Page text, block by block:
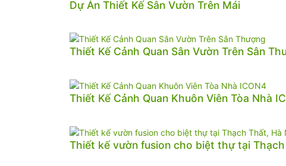
Dự Án Thiết Kế Sân Vườn Trên Mái
Thiết Kế Cảnh Quan Sân Vườn Trên Sân
Thiết Kế Cảnh Quan Khuôn Viên Tòa Nhà
Thiết kế vườn fusion cho biệt thự tại